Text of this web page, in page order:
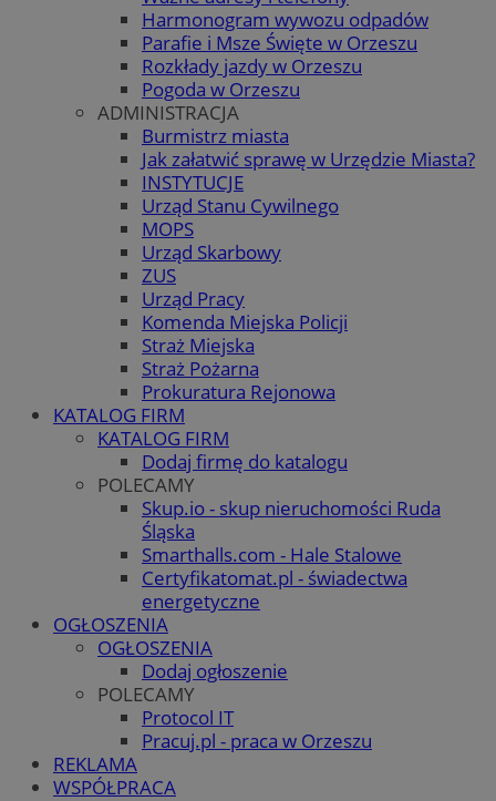
Harmonogram wywozu odpadów
Parafie i Msze Święte w Orzeszu
Rozkłady jazdy w Orzeszu
Pogoda w Orzeszu
ADMINISTRACJA
Burmistrz miasta
Jak załatwić sprawę w Urzędzie Miasta?
INSTYTUCJE
Urząd Stanu Cywilnego
MOPS
Urząd Skarbowy
ZUS
Urząd Pracy
Komenda Miejska Policji
Straż Miejska
Straż Pożarna
Prokuratura Rejonowa
KATALOG FIRM
KATALOG FIRM
Dodaj firmę do katalogu
POLECAMY
Skup.io - skup nieruchomości Ruda
Śląska
Smarthalls.com - Hale Stalowe
Certyfikatomat.pl - świadectwa
energetyczne
OGŁOSZENIA
OGŁOSZENIA
Dodaj ogłoszenie
POLECAMY
Protocol IT
Pracuj.pl - praca w Orzeszu
REKLAMA
WSPÓŁPRACA